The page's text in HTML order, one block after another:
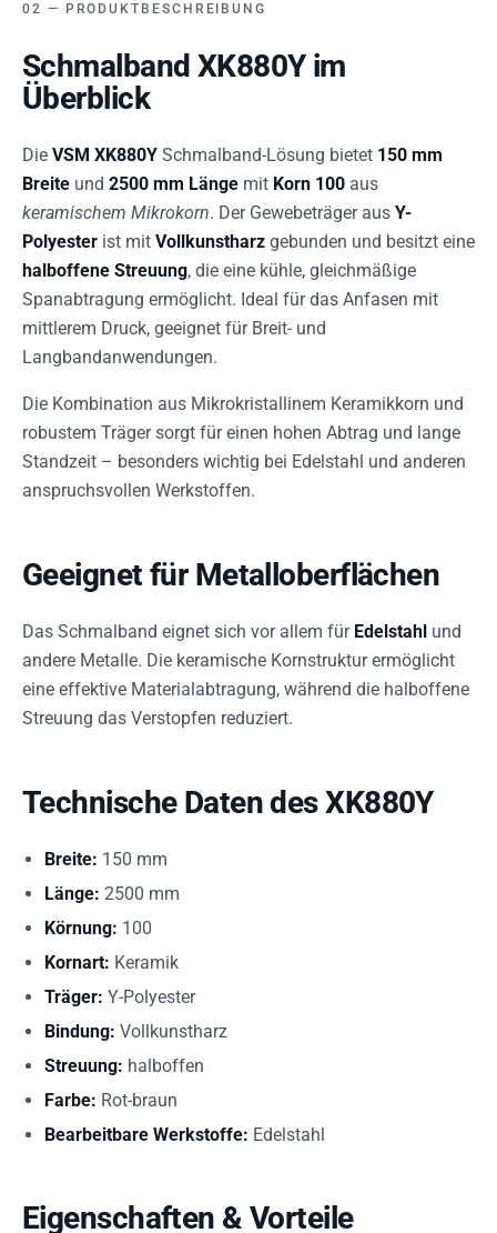
PRODUKTBESCHREIBUNG
Schmalband XK880Y im
Überblick
Die VSM XK880Y Schmalband-Lösung bietet 150 mm
Breite und 2500 mm Länge mit Korn 100 aus
keramischem Mikrokorn. Der Gewebeträger aus Y-
Polyester ist mit Vollkunstharz gebunden und besitzt eine
halboffene Streuung, die eine kühle, gleichmäßige
Spanabtragung ermöglicht. Ideal für das Anfasen mit
mittlerem Druck, geeignet für Breit- und
Langbandanwendungen.
Die Kombination aus Mikrokristallinem Keramikkorn und
robustem Träger sorgt für einen hohen Abtrag und lange
Standzeit – besonders wichtig bei Edelstahl und anderen
anspruchsvollen Werkstoffen.
Geeignet für Metalloberflächen
Das Schmalband eignet sich vor allem für Edelstahl und
andere Metalle. Die keramische Kornstruktur ermöglicht
eine effektive Materialabtragung, während die halboffene
Streuung das Verstopfen reduziert.
Technische Daten des XK880Y
Breite: 150 mm
Länge: 2500 mm
Körnung: 100
Kornart: Keramik
Träger: Y-Polyester
Bindung: Vollkunstharz
Streuung: halboffen
Farbe: Rot-braun
Bearbeitbare Werkstoffe: Edelstahl
Eigenschaften & Vorteile